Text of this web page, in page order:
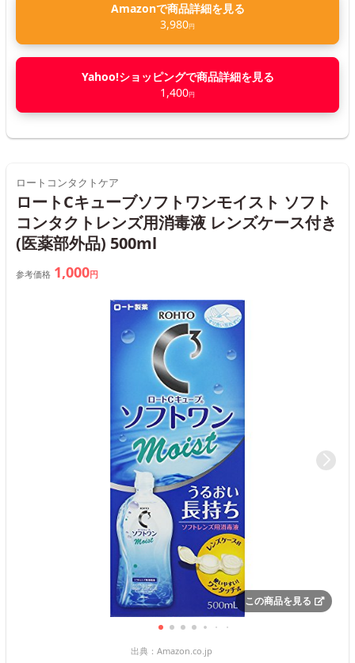
Amazonで商品詳細を見る
3,980円
Yahoo!ショッピングで商品詳細を見る
1,400円
ロートコンタクトケア
ロートCキューブソフトワンモイスト ソフト
コンタクトレンズ用消毒液 レンズケース付き
(医薬部外品) 500ml
参考価格 1,000円
この商品を見る
出典： Amazon.co.jp